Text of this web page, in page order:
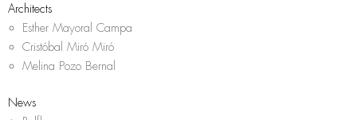
Architects
Esther Mayoral Campa
Cristóbal Miró Miró
Melina Pozo Bernal
News